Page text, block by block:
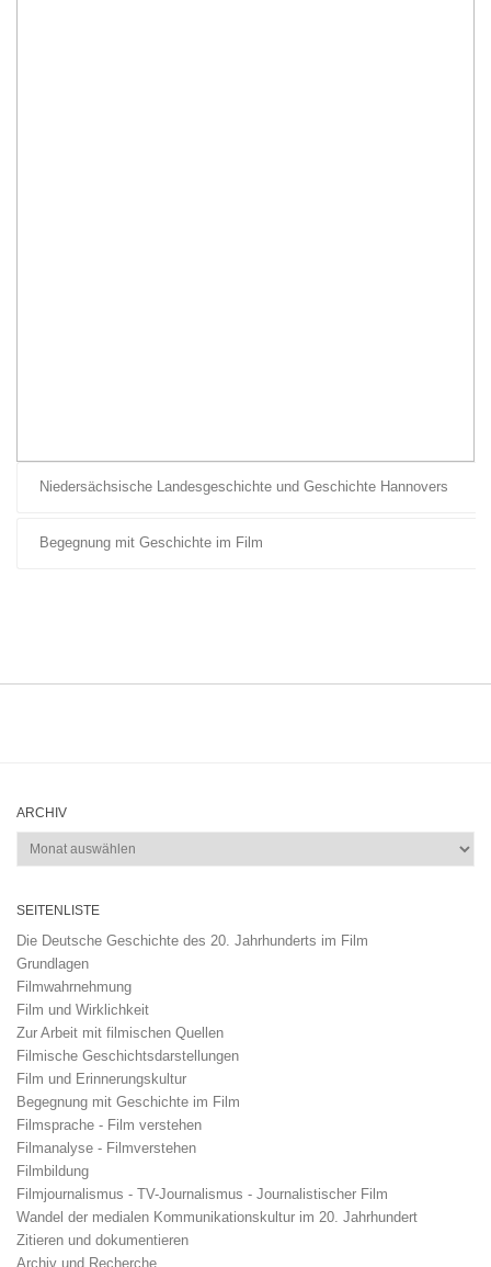
Niedersächsische Landesgeschichte und Geschichte Hannovers
Begegnung mit Geschichte im Film
ARCHIV
Archiv
SEITENLISTE
Die Deutsche Geschichte des 20. Jahrhunderts im Film
Grundlagen
Filmwahrnehmung
Film und Wirklichkeit
Zur Arbeit mit filmischen Quellen
Filmische Geschichtsdarstellungen
Film und Erinnerungskultur
Begegnung mit Geschichte im Film
Filmsprache - Film verstehen
Filmanalyse - Filmverstehen
Filmbildung
Filmjournalismus - TV-Journalismus - Journalistischer Film
Wandel der medialen Kommunikationskultur im 20. Jahrhundert
Zitieren und dokumentieren
Archiv und Recherche